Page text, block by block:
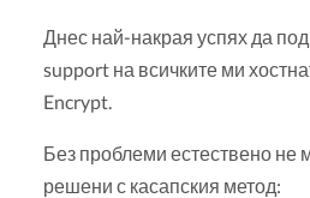
Днес най-накрая успях да
support на всичките ми
Encrypt.
Без проблеми естествено не
решени с касапския метод: